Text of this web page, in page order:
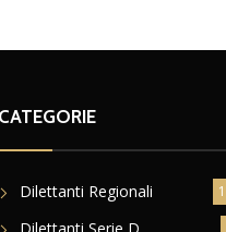
CATEGORIE
Dilettanti Regionali